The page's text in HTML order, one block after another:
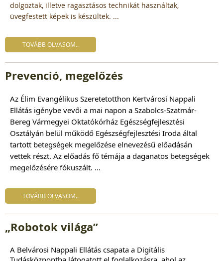
dolgoztak, illetve ragasztásos technikát használtak,
üvegfestett képek is készültek. ...
TOVÁBB OLVASOM..
Prevenció, megelőzés
Az Élim Evangélikus Szeretetotthon Kertvárosi Nappali
Ellátás igénybe vevői a mai napon a Szabolcs-Szatmár-
Bereg Vármegyei Oktatókórház Egészségfejlesztési
Osztályán belül működő Egészségfejlesztési Iroda által
tartott betegségek megelőzése elnevezésű előadásán
vettek részt. Az előadás fő témája a daganatos betegségek
megelőzésére fókuszált. ...
TOVÁBB OLVASOM..
„Robotok világa”
A Belvárosi Nappali Ellátás csapata a Digitális